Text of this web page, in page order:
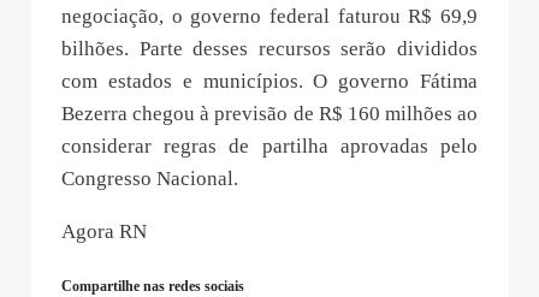
negociação, o governo federal faturou R$ 69,9
bilhões. Parte desses recursos serão divididos
com estados e municípios. O governo Fátima
Bezerra chegou à previsão de R$ 160 milhões ao
considerar regras de partilha aprovadas pelo
Congresso Nacional.
Agora RN
Compartilhe nas redes sociais